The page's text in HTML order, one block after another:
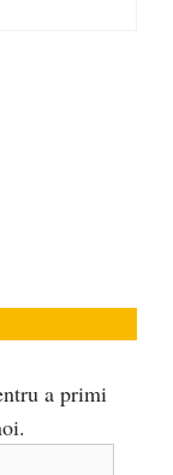
a primi